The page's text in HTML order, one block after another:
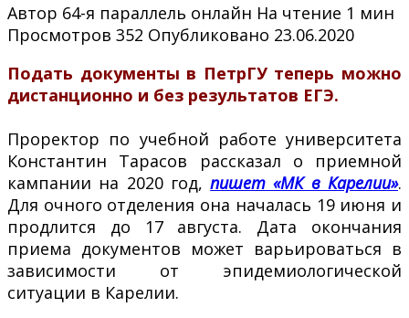
Автор 64-я параллель онлайн На чтение 1 мин
Просмотров 352 Опубликовано 23.06.2020
Подать документы в ПетрГУ теперь можно
дистанционно и без результатов ЕГЭ.
Проректор по учебной работе университета
Константин Тарасов рассказал о приемной
кампании на 2020 год,пишет «МК в Карелии».
Для очного отделения она началась 19 июня и
продлится до 17 августа. Дата окончания
приема документов может варьироваться в
зависимости от эпидемиологической
ситуации в Карелии.